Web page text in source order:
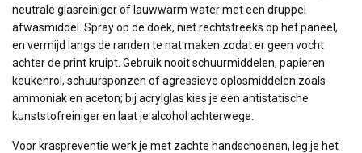
neutrale glasreiniger of lauwwarm water met een druppel
afwasmiddel. Spray op de doek, niet rechtstreeks op het paneel,
en vermijd langs de randen te nat maken zodat er geen vocht
achter de print kruipt. Gebruik nooit schuurmiddelen, papieren
keukenrol, schuursponzen of agressieve oplosmiddelen zoals
ammoniak en aceton; bij acrylglas kies je een antistatische
kunststofreiniger en laat je alcohol achterwege.
Voor kraspreventie werk je met zachte handschoenen, leg je het